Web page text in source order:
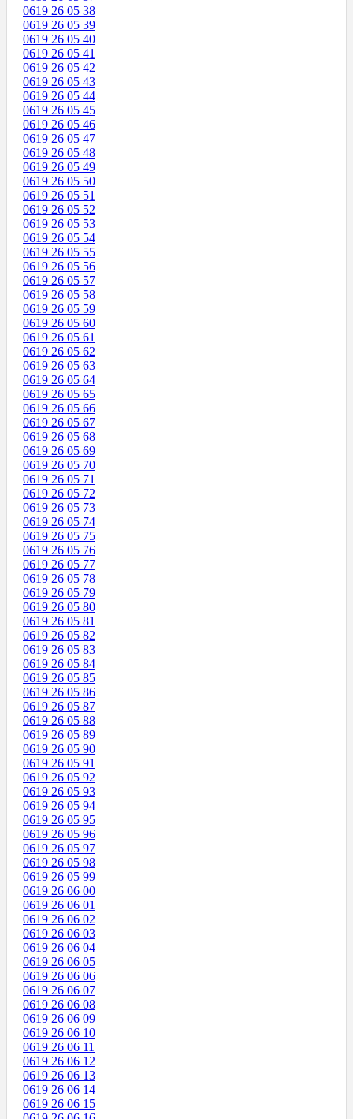
0619 26 05 38
0619 26 05 39
0619 26 05 40
0619 26 05 41
0619 26 05 42
0619 26 05 43
0619 26 05 44
0619 26 05 45
0619 26 05 46
0619 26 05 47
0619 26 05 48
0619 26 05 49
0619 26 05 50
0619 26 05 51
0619 26 05 52
0619 26 05 53
0619 26 05 54
0619 26 05 55
0619 26 05 56
0619 26 05 57
0619 26 05 58
0619 26 05 59
0619 26 05 60
0619 26 05 61
0619 26 05 62
0619 26 05 63
0619 26 05 64
0619 26 05 65
0619 26 05 66
0619 26 05 67
0619 26 05 68
0619 26 05 69
0619 26 05 70
0619 26 05 71
0619 26 05 72
0619 26 05 73
0619 26 05 74
0619 26 05 75
0619 26 05 76
0619 26 05 77
0619 26 05 78
0619 26 05 79
0619 26 05 80
0619 26 05 81
0619 26 05 82
0619 26 05 83
0619 26 05 84
0619 26 05 85
0619 26 05 86
0619 26 05 87
0619 26 05 88
0619 26 05 89
0619 26 05 90
0619 26 05 91
0619 26 05 92
0619 26 05 93
0619 26 05 94
0619 26 05 95
0619 26 05 96
0619 26 05 97
0619 26 05 98
0619 26 05 99
0619 26 06 00
0619 26 06 01
0619 26 06 02
0619 26 06 03
0619 26 06 04
0619 26 06 05
0619 26 06 06
0619 26 06 07
0619 26 06 08
0619 26 06 09
0619 26 06 10
0619 26 06 11
0619 26 06 12
0619 26 06 13
0619 26 06 14
0619 26 06 15